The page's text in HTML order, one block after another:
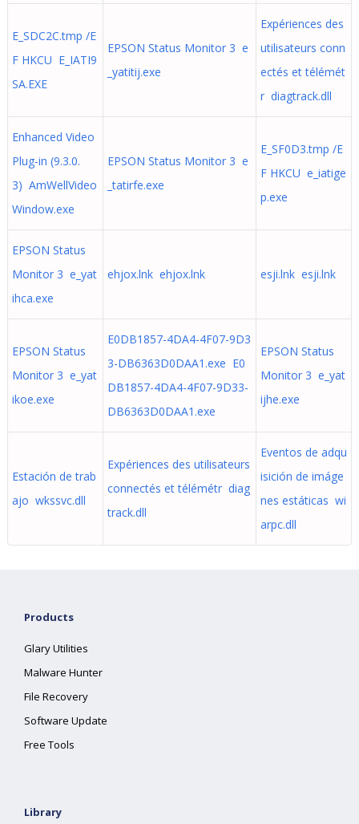
E_SDC2C.tmp /E
F HKCU E_IATI9
SA.EXE
EPSON Status Monitor 3 e
_yatitij.exe
Expériences des
utilisateurs conn
ectés et télémét
r diagtrack.dll
Enhanced Video
Plug-in (9.3.0.
3) AmWellVideo
Window.exe
EPSON Status Monitor 3 e
_tatirfe.exe
E_SF0D3.tmp /E
F HKCU e_iatige
p.exe
EPSON Status
Monitor 3 e_yat
ihca.exe
ehjox.lnk ehjox.lnk esji.lnk esji.lnk
EPSON Status
Monitor 3 e_yat
ikoe.exe
E0DB1857-4DA4-4F07-9D3
3-DB6363D0DAA1.exe E0
DB1857-4DA4-4F07-9D33-
DB6363D0DAA1.exe
EPSON Status
Monitor 3 e_yat
ijhe.exe
Estación de trab
ajo wkssvc.dll
Expériences des utilisateurs
connectés et télémétr diag
track.dll
Eventos de adqu
isición de imáge
nes estáticas wi
arpc.dll
Products
Glary Utilities
Malware Hunter
File Recovery
Software Update
Free Tools
Library